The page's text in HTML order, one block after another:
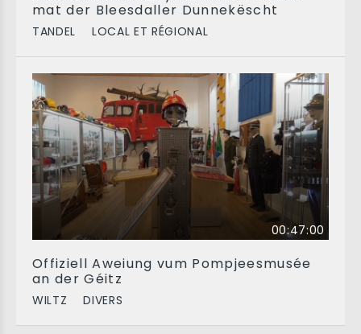
mat der Bleesdaller Dunnekëscht
TANDEL LOCAL ET RÉGIONAL
00:47:00
Offiziell Aweiung vum Pompjeesmusée
an der Géitz
WILTZ DIVERS